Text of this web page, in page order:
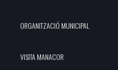
ORGANITZACIÓ MUNICIPAL
VISITA MANACOR